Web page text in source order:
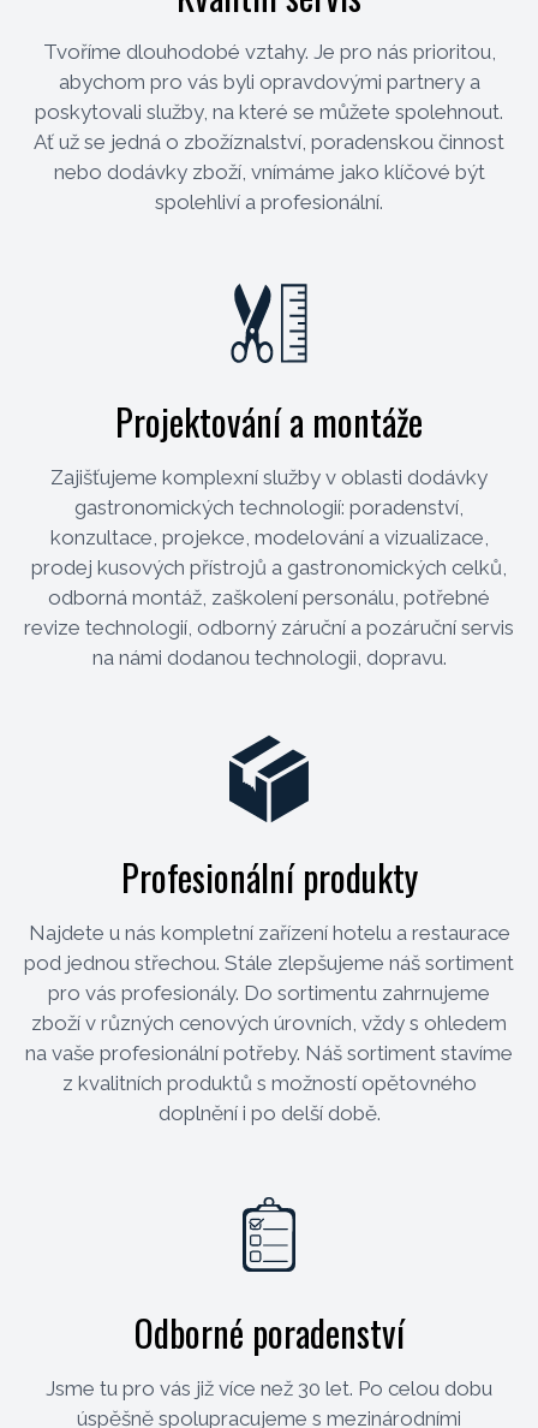
Tvoříme dlouhodobé vztahy. Je pro nás prioritou,
abychom pro vás byli opravdovými partnery a
poskytovali služby, na které se můžete spolehnout.
Ať už se jedná o zbožíznalství, poradenskou činnost
nebo dodávky zboží, vnímáme jako klíčové být
spolehliví a profesionální.
Projektování a montáže
Zajišťujeme komplexní služby v oblasti dodávky
gastronomických technologií: poradenství,
konzultace, projekce, modelování a vizualizace,
prodej kusových přístrojů a gastronomických celků,
odborná montáž, zaškolení personálu, potřebné
revize technologií, odborný záruční a pozáruční servis
na námi dodanou technologii, dopravu.
Profesionální produkty
Najdete u nás kompletní zařízení hotelu a restaurace
pod jednou střechou. Stále zlepšujeme náš sortiment
pro vás profesionály. Do sortimentu zahrnujeme
zboží v různých cenových úrovních, vždy s ohledem
na vaše profesionální potřeby. Náš sortiment stavíme
z kvalitních produktů s možností opětovného
doplnění i po delší době.
Odborné poradenství
Jsme tu pro vás již více než 30 let. Po celou dobu
úspěšně spolupracujeme s mezinárodními